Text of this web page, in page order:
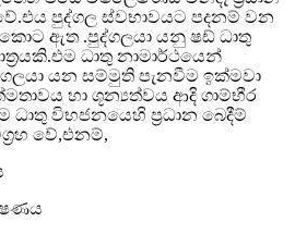
පුද්ගල ස්වභාවයට පදනම් වන
කොට ඇත .පුද්ගලයා යනු ෂඩ් ධාතු
ධාතු නාමාර්ථයෙන්
යන සම්මුති පැනවීම ඉක්මවා
හා ශූන්‍යත්වය ආදි ගාම්භීර
විභජනයෙහි ප්‍රධාන බෙදීම්
වේ,එනම්,